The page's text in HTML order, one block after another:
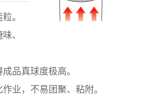
。
、
品真球度极高。
业，不易团聚、粘附。